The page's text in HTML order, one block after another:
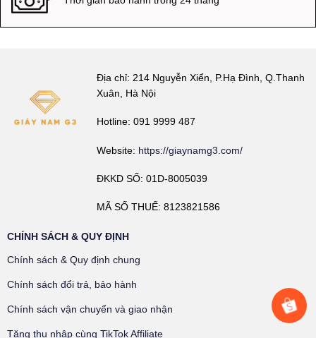
Địa chỉ: 214 Nguyễn Xiển, P.Hạ Đình, Q.Thanh
Xuân, Hà Nội
Hotline: 091 9999 487
Website: https://giaynamg3.com/
ĐKKD SỐ: 01D-8005039
MÃ SỐ THUẾ: 8123821586
CHÍNH SÁCH & QUY ĐỊNH
Chính sách & Quy định chung
Chính sách đổi trả, bảo hành
Chính sách vận chuyển và giao nhận
Tăng thu nhập cùng TikTok Affiliate